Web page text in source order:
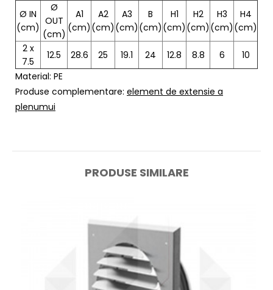
Ø IN
(cm)
Ø
OUT
(cm)
A1
(cm)
A2
(cm)
A3
(cm)
B
(cm)
H1
(cm)
H2
(cm)
H3
(cm)
H4
(cm)
2 x
7.5
12.5 28.6 25 19.1 24 12.8 8.8 6
10
Material: PE
Produse complementare: element de extensie a
plenumui
PRODUSE SIMILARE